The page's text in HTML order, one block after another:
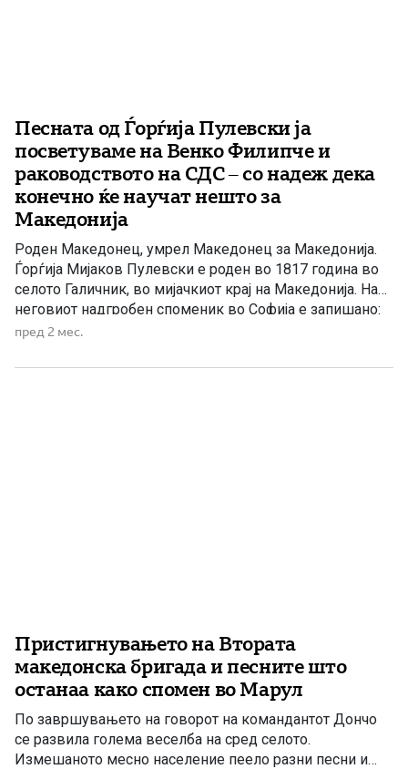
Песната од Ѓорѓија Пулевски ја
посветуваме на Венко Филипче и
раководството на СДС – со надеж дека
конечно ќе научат нешто за
Македонија
Роден Македонец, умрел Македонец за Македонија.
Ѓорѓија Мијаков Пулевски е роден во 1817 година во
селото Галичник, во мијачкиот крај на Македонија. На
неговиот надгробен споменик во Софија е запишано:
„Роден Македонец, умрел Македонец за Македонија.“
животот на Ѓорѓија Пулевски. Кратко за Пулевски: […]
пред 2 мес.
Пристигнувањето на Втората
македонска бригада и песните што
останаа како спомен во Марул
По завршувањето на говорот на командантот Дончо
се развила голема веселба на сред селото.
Измешаното месно население пеело разни песни и